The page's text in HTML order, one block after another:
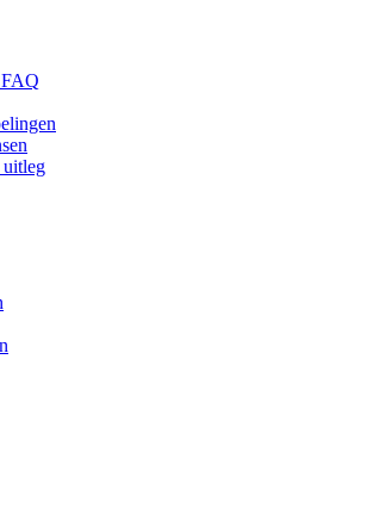
uitleg